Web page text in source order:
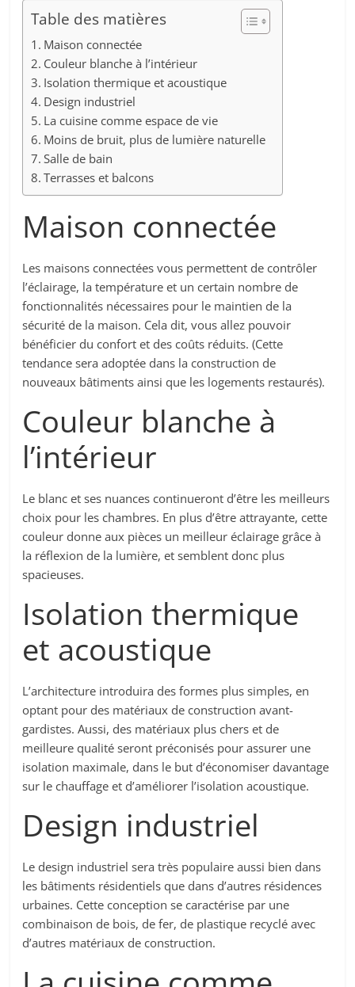
Table des matières
Maison connectée
Couleur blanche à l’intérieur
Isolation thermique et acoustique
Design industriel
La cuisine comme espace de vie
Moins de bruit, plus de lumière naturelle
Salle de bain
Terrasses et balcons
Maison connectée
Les maisons connectées vous permettent de contrôler
l’éclairage, la température et un certain nombre de
fonctionnalités nécessaires pour le maintien de la
sécurité de la maison. Cela dit, vous allez pouvoir
bénéficier du confort et des coûts réduits. (Cette
tendance sera adoptée dans la construction de
nouveaux bâtiments ainsi que les logements restaurés).
Couleur blanche à
l’intérieur
Le blanc et ses nuances continueront d’être les meilleurs
choix pour les chambres. En plus d’être attrayante, cette
couleur donne aux pièces un meilleur éclairage grâce à
la réflexion de la lumière, et semblent donc plus
spacieuses.
Isolation thermique
et acoustique
L’architecture introduira des formes plus simples, en
optant pour des matériaux de construction avant-
gardistes. Aussi, des matériaux plus chers et de
meilleure qualité seront préconisés pour assurer une
isolation maximale, dans le but d’économiser davantage
sur le chauffage et d’améliorer l’isolation acoustique.
Design industriel
Le design industriel sera très populaire aussi bien dans
les bâtiments résidentiels que dans d’autres résidences
urbaines. Cette conception se caractérise par une
combinaison de bois, de fer, de plastique recyclé avec
d’autres matériaux de construction.